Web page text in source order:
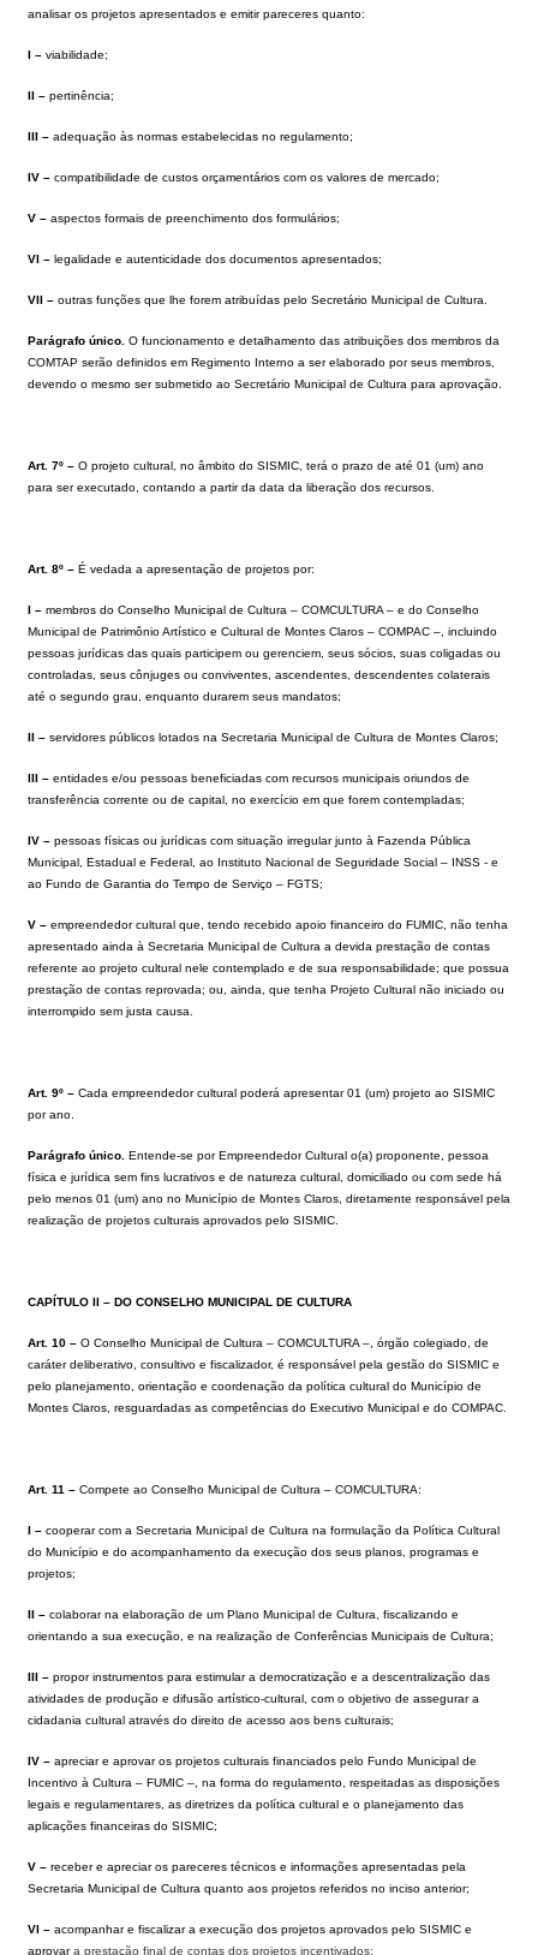
analisar os projetos apresentados e emitir pareceres quanto:
I – viabilidade;
II – pertinência;
III – adequação às normas estabelecidas no regulamento;
IV – compatibilidade de custos orçamentários com os valores de mercado;
V – aspectos formais de preenchimento dos formulários;
VI – legalidade e autenticidade dos documentos apresentados;
VII – outras funções que lhe forem atribuídas pelo Secretário Municipal de Cultura.
Parágrafo único. O funcionamento e detalhamento das atribuições dos membros da
COMTAP serão definidos em Regimento Interno a ser elaborado por seus membros,
devendo o mesmo ser submetido ao Secretário Municipal de Cultura para aprovação.
Art. 7º – O projeto cultural, no âmbito do SISMIC, terá o prazo de até 01 (um) ano
para ser executado, contando a partir da data da liberação dos recursos.
Art. 8º – É vedada a apresentação de projetos por:
I – membros do Conselho Municipal de Cultura – COMCULTURA – e do Conselho
Municipal de Patrimônio Artístico e Cultural de Montes Claros – COMPAC –, incluindo
pessoas jurídicas das quais participem ou gerenciem, seus sócios, suas coligadas ou
controladas, seus cônjuges ou conviventes, ascendentes, descendentes colaterais
até o segundo grau, enquanto durarem seus mandatos;
II – servidores públicos lotados na Secretaria Municipal de Cultura de Montes Claros;
III – entidades e/ou pessoas beneficiadas com recursos municipais oriundos de
transferência corrente ou de capital, no exercício em que forem contempladas;
IV – pessoas físicas ou jurídicas com situação irregular junto à Fazenda Pública
Municipal, Estadual e Federal, ao Instituto Nacional de Seguridade Social – INSS - e
ao Fundo de Garantia do Tempo de Serviço – FGTS;
V – empreendedor cultural que, tendo recebido apoio financeiro do FUMIC, não tenha
apresentado ainda à Secretaria Municipal de Cultura a devida prestação de contas
referente ao projeto cultural nele contemplado e de sua responsabilidade; que possua
prestação de contas reprovada; ou, ainda, que tenha Projeto Cultural não iniciado ou
interrompido sem justa causa.
Art. 9º – Cada empreendedor cultural poderá apresentar 01 (um) projeto ao SISMIC
por ano.
Parágrafo único. Entende-se por Empreendedor Cultural o(a) proponente, pessoa
física e jurídica sem fins lucrativos e de natureza cultural, domiciliado ou com sede há
pelo menos 01 (um) ano no Município de Montes Claros, diretamente responsável pela
realização de projetos culturais aprovados pelo SISMIC.
CAPÍTULO II – DO CONSELHO MUNICIPAL DE CULTURA
Art. 10 – O Conselho Municipal de Cultura – COMCULTURA –, órgão colegiado, de
caráter deliberativo, consultivo e fiscalizador, é responsável pela gestão do SISMIC e
pelo planejamento, orientação e coordenação da política cultural do Município de
Montes Claros, resguardadas as competências do Executivo Municipal e do COMPAC.
Art. 11 – Compete ao Conselho Municipal de Cultura – COMCULTURA:
I – cooperar com a Secretaria Municipal de Cultura na formulação da Política Cultural
do Município e do acompanhamento da execução dos seus planos, programas e
projetos;
II – colaborar na elaboração de um Plano Municipal de Cultura, fiscalizando e
orientando a sua execução, e na realização de Conferências Municipais de Cultura;
III – propor instrumentos para estimular a democratização e a descentralização das
atividades de produção e difusão artístico-cultural, com o objetivo de assegurar a
cidadania cultural através do direito de acesso aos bens culturais;
IV – apreciar e aprovar os projetos culturais financiados pelo Fundo Municipal de
Incentivo à Cultura – FUMIC –, na forma do regulamento, respeitadas as disposições
legais e regulamentares, as diretrizes da política cultural e o planejamento das
aplicações financeiras do SISMIC;
V – receber e apreciar os pareceres técnicos e informações apresentadas pela
Secretaria Municipal de Cultura quanto aos projetos referidos no inciso anterior;
VI – acompanhar e fiscalizar a execução dos projetos aprovados pelo SISMIC e
aprovara prestação final de contas dos projetos incentivados;